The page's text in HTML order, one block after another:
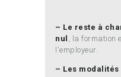
– Le reste à
nul , la formation
l'employeur.
– Les